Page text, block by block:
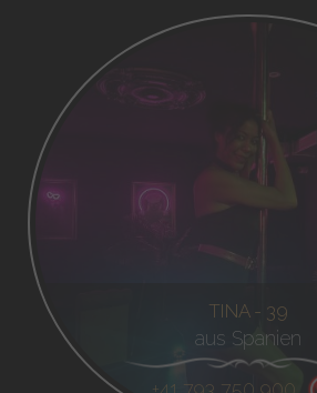
TINA - 39
aus Spanien